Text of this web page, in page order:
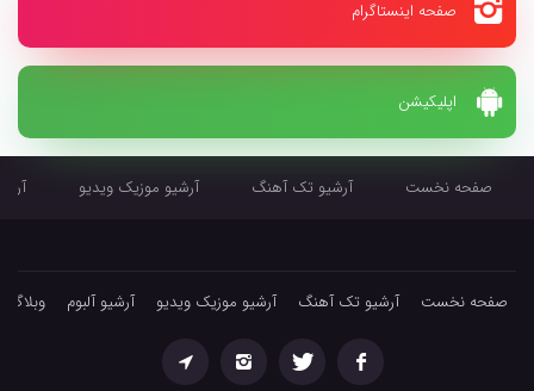
اپلیکیشن
صفحه اینستاگرام
صفحه نخست آرشیو تک آهنگ آرشیو موزیک ویدیو
صفحه نخست آرشیو تک آهنگ آرشیو موزیک ویدیو آرشیو آلبوم وبلاگ